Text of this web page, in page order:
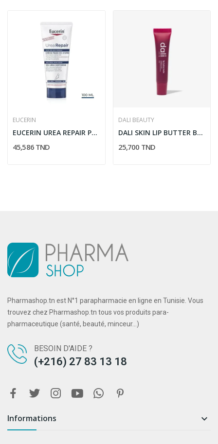
EUCERIN
EUCERIN UREA REPAIR PLUS CREME PIEDS 100ML
45,586 TND
DALI BEAUTY
DALI SKIN LIP BUTTER BALM RASPBERRY JAM
25,700 TND
Pharmashop.tn est N°1 parapharmacie en ligne en Tunisie. Vous
trouvez chez Pharmashop.tn tous vos produits para-
pharmaceutique (santé, beauté, minceur...)
BESOIN D'AIDE ?
(+216) 27 83 13 18
Informations 